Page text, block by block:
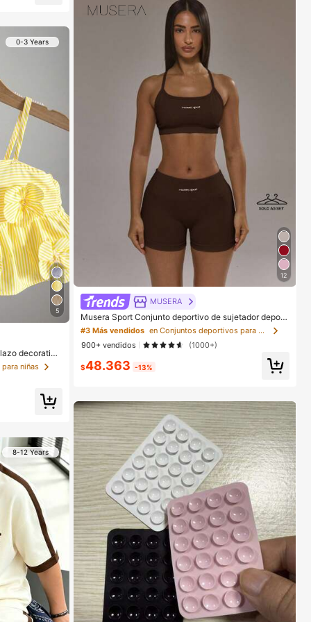
0-3 Years
5
decorativo
estilo casual
niñas
8-12 Years
12
MUSERA
Musera Sport Conjunto deportivo de sujetador deporti
vo con espalda cruzada y mallas con efecto trasero fr
uncido. Conjunto de activewear para pádel, invierno,
gimnasio, entrenamiento y actividades
#3 Más vendidos
en Conjuntos deportivos para mujer
900+ vendidos
(1000+)
$48.363 -13%